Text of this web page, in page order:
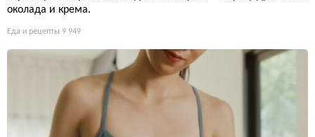
околада и крема.
Еда и рецепты 9 949